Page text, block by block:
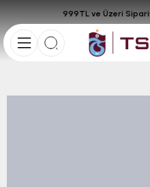
999TL ve Üzeri